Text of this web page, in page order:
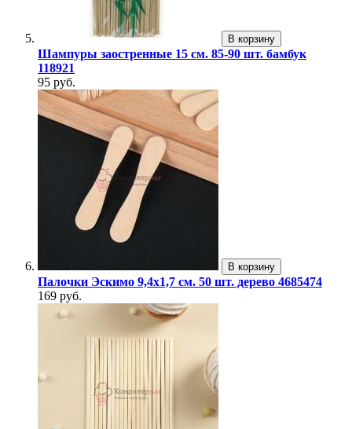
В корзину
Шампуры заостренные 15 см. 85-90 шт. бамбук
118921
95 руб.
В корзину
Палочки Эскимо 9,4х1,7 см. 50 шт. дерево 4685474
169 руб.